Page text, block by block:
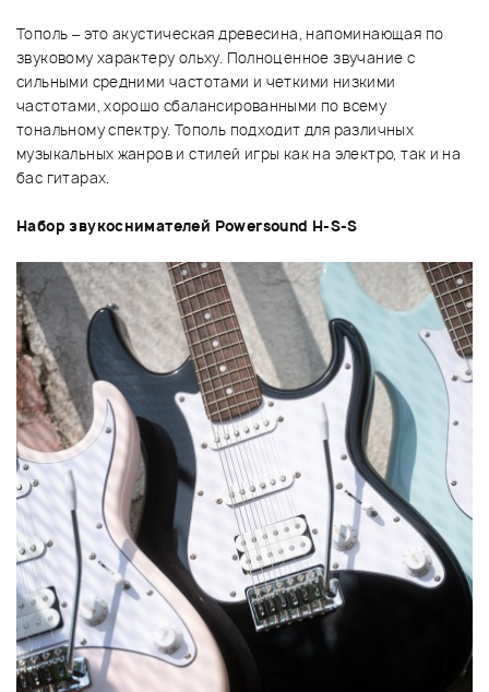
Тополь – это акустическая древесина, напоминающая по
звуковому характеру ольху. Полноценное звучание с
сильными средними частотами и четкими низкими
частотами, хорошо сбалансированными по всему
тональному спектру. Тополь подходит для различных
музыкальных жанров и стилей игры как на электро, так и на
бас гитарах.
Набор звукоснимателей Powersound H-S-S